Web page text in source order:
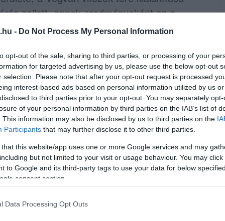
- Do Not Process My Personal Information
opt-out of the sale, sharing to third parties, or processing of your
for targeted advertising by us, please use the below opt-out
selection. Please note that after your opt-out request is processed
interest-based ads based on personal information utilized by us
to third parties prior to your opt-out. You may separately
of your personal information by third parties on the IAB’s list of
This information may also be disclosed by us to third parties on the
Participants that may further disclose it to other third parties.
that this website/app uses one or more Google services and may
but not limited to your visit or usage behaviour. You may
to Google and its third-party tags to use your data for below
consent section.
Data Processing Opt Outs
zajlott, ennek eredményeként az a
származó lábazati köveket meg kell
valamint a terület északi és déli
falmaradványt. A tervekben ennek
a szakemberek, ám a Végvári vitézek
a fiatalok számára vonzó, lépcsőzetes
tér alakul ki. Itt kap új, méltó helyet a
egészében restaurált lovas
Dobó térről történő elszállítása látható.
kialakuló park központi eleme lesz – áll az
a hidat is